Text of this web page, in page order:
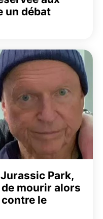
un débat
Park,
de mourir alors
le